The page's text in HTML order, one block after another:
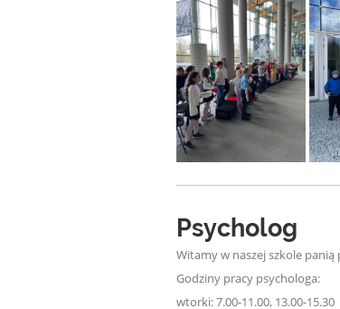
Psycholog
Witamy w naszej szkole
Godziny pracy psychologa:
wtorki: 7.00-11.00, 13.00-15.30